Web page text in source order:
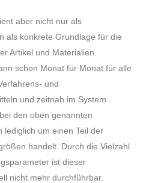
aber nicht nur als
als konkrete Grundlage für die
Artikel und Materialien.
schon Monat für Monat für alle
und
und zeitnah im System
den oben genannten
lediglich um einen Teil der
handelt. Durch die Vielzahl
ist dieser
nicht mehr durchführbar.